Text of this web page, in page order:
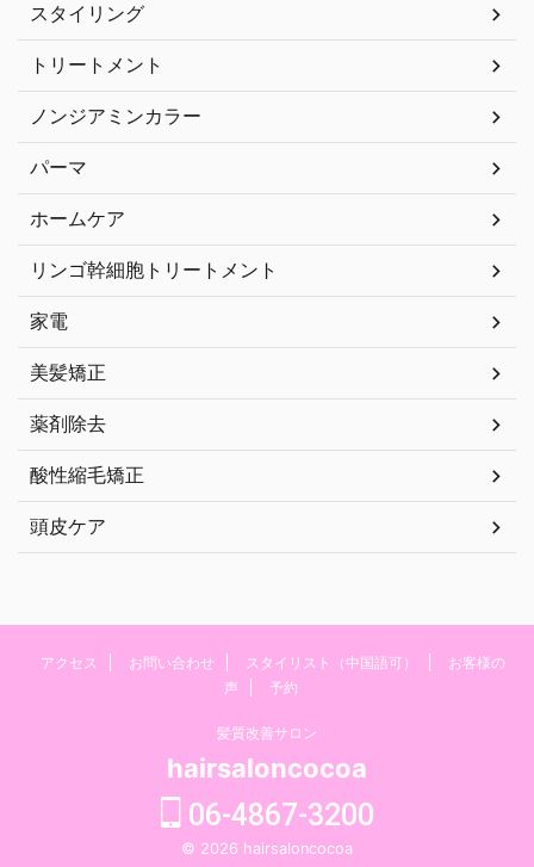
スタイリング
トリートメント
ノンジアミンカラー
パーマ
ホームケア
リンゴ幹細胞トリートメント
家電
美髪矯正
薬剤除去
酸性縮毛矯正
頭皮ケア
アクセス お問い合わせ スタイリスト（中国語可）
お客様の
声
予約
髪質改善サロン
hairsaloncocoa
06-4867-3200
© 2026 hairsaloncocoa